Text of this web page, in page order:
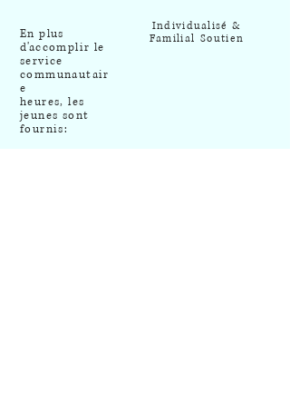
En plus
d'accomplir le
service
communautair
e
heures, les
jeunes sont
fournis:
Individualisé &
Familial Soutien